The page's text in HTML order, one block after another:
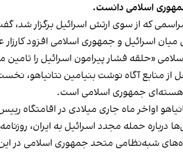
اسلامی دانست.
میان اسرائیل و جمهوری اسلامی افزود
«حلقه فشار پیرامون اسرائیل را
هسته‌ای جمهوری اسلامی است.
اواخر ماه جاری میلادی در اقامتگاه
اسرائیل به ایران، روزنامه الشرق‌ الاوسط ۳۰ آذر گزارش داد دولت عراق طی دو
شبه‌نظامی متحد جمهوری اسلامی در